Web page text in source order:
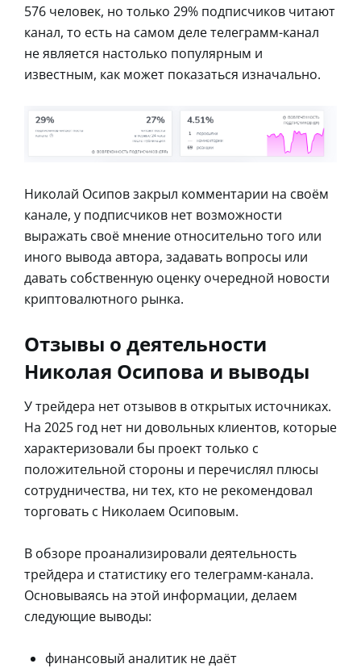
576 человек, но только 29% подписчиков читают
канал, то есть на самом деле телеграмм-канал
не является настолько популярным и
известным, как может показаться изначально.
Николай Осипов закрыл комментарии на своём
канале, у подписчиков нет возможности
выражать своё мнение относительно того или
иного вывода автора, задавать вопросы или
давать собственную оценку очередной новости
криптовалютного рынка.
Отзывы о деятельности
Николая Осипова и выводы
У трейдера нет отзывов в открытых источниках.
На 2025 год нет ни довольных клиентов, которые
характеризовали бы проект только с
положительной стороны и перечислял плюсы
сотрудничества, ни тех, кто не рекомендовал
торговать с Николаем Осиповым.
В обзоре проанализировали деятельность
трейдера и статистику его телеграмм-канала.
Основываясь на этой информации, делаем
следующие выводы:
финансовый аналитик не даёт